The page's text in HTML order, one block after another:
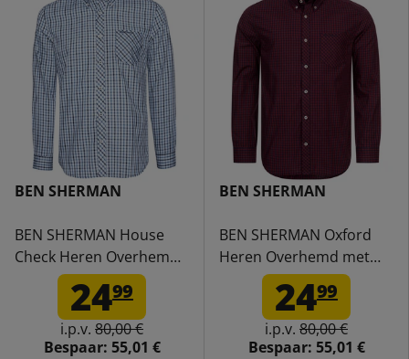
BEN SHERMAN
BEN SHERMAN House
Check Heren Overhemd
met lange mouwen
0077861-LIGHTBLUE
2499
i.p.v. 80,00 €
Bespaar: 55,01 €
BEN SHERMAN
BEN SHERMAN Oxford
Heren Overhemd met
Lange Mouwen 0077858-
DARKRED2499
i.p.v. 80,00 €
Bespaar: 55,01 €